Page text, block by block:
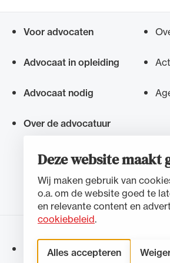
Deze website maakt
Wij maken gebruik van
o.a. om de website goed te
en relevante content en
cookiebeleid.
Alles accepteren
Snel
Voor advocaten
Advocaat in opleiding
Advocaat nodig
Over de advocatuur
Toegankelijkheidsverklaring